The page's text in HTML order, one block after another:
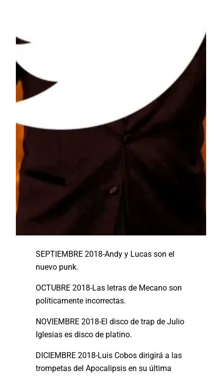
SEPTIEMBRE 2018-Andy y Lucas son el
nuevo punk.
OCTUBRE 2018-Las letras de Mecano son
políticamente incorrectas.
NOVIEMBRE 2018-El disco de trap de Julio
Iglesias es disco de platino.
DICIEMBRE 2018-Luis Cobos dirigirá a las
trompetas del Apocalipsis en su última